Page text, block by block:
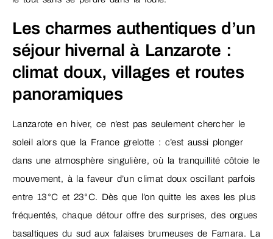
Les charmes authentiques d’un
séjour hivernal à Lanzarote :
climat doux, villages et routes
panoramiques
Lanzarote en hiver, ce n’est pas seulement chercher le
soleil alors que la France grelotte : c’est aussi plonger
dans une atmosphère singulière, où la tranquillité côtoie le
mouvement, à la faveur d’un climat doux oscillant parfois
entre 13°C et 23°C. Dès que l’on quitte les axes les plus
fréquentés, chaque détour offre des surprises, des orgues
basaltiques du sud aux falaises brumeuses de Famara. La